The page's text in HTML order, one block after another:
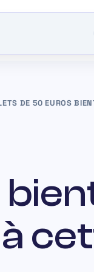
DE 50 EUROS